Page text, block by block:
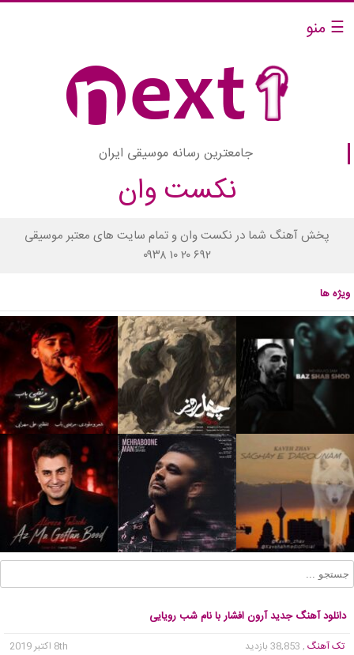
☰ منو
جامعترین رسانه موسیقی ایران
نکست وان
پخش آهنگ شما در نکست وان و تمام سایت های معتبر موسیقی
۰۹۳۸ ۱۰ ۲۰ ۶۹۲
ویژه ها
دانلود آهنگ جدید آرون افشار با نام شب رویایی
تک آهنگ , 38,853 بازدید
8th اکتبر 2019